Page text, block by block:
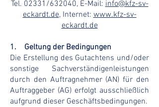
Tel. 02331/632040, E-Mail:info@kfz-sv-
eckardt.de, Internet:www.kfz-sv-
eckardt.de
1. Geltung der Bedingungen
Die Erstellung des Gutachtens und/oder
sonstige Sachverständigenleistungen
durch den Auftragnehmer (AN) für den
Auftraggeber (AG) erfolgt ausschließlich
aufgrund dieser Geschäftsbedingungen.